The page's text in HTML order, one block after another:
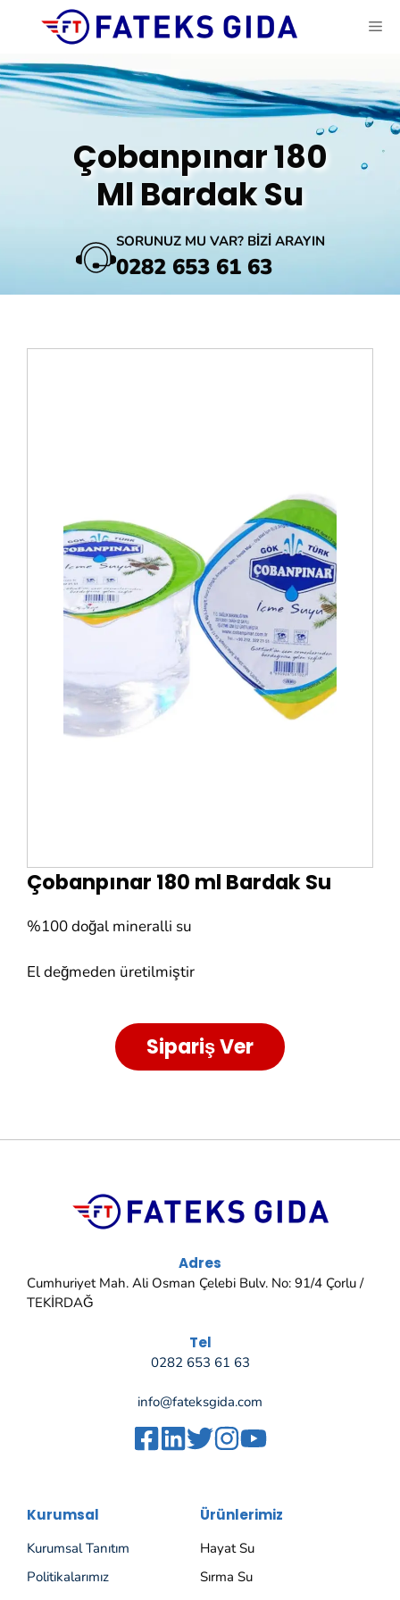
Çobanpınar 180
Ml Bardak Su
SORUNUZ MU VAR? BİZİ ARAYIN
0282 653 61 63
Çobanpınar 180 ml Bardak Su
%100 doğal mineralli su
El değmeden üretilmiştir
Sipariş Ver
Adres
Cumhuriyet Mah. Ali Osman Çelebi Bulv. No: 91/4 Çorlu /
TEKİRDAĞ
Tel
0282 653 61 63
info@fateksgida.com
Kurumsal
Kurumsal Tanıtım
Politikalarımız
Ürünlerimiz
Hayat Su
Sırma Su